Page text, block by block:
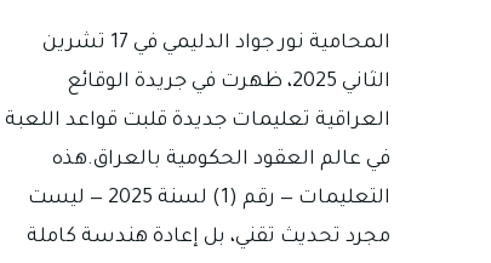
المحامية نور جواد الدليمي في 17 تشرين
الثاني 2025، ظهرت في جريدة الوقائع
العراقية تعليمات جديدة قلبت قواعد اللعبة
في عالم العقود الحكومية بالعراق.هذه
التعليمات — رقم (1) لسنة 2025 — ليست
مجرد تحديث تقني، بل إعادة هندسة كاملة